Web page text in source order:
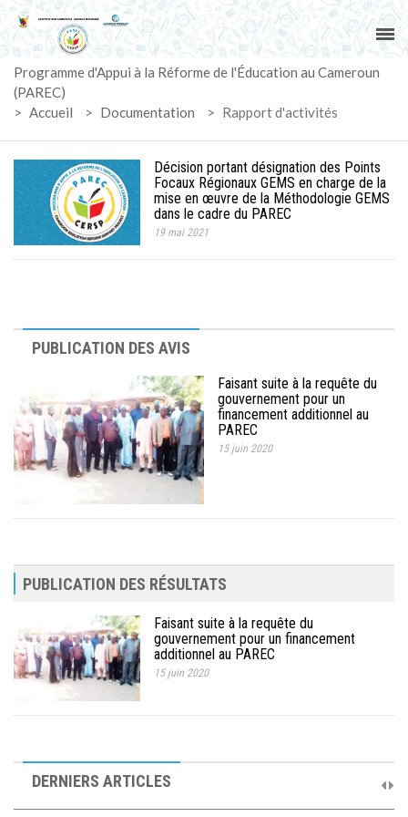
ACCUEIL
PAREC
ACTUALITÉS
ACTIVITÉS
MÉDIA
LANGUES
Programme d'Appui à la Réforme de l'Éducation au Cameroun
(PAREC)
> Accueil > Documentation > Rapport d'activités
Décision portant désignation des Points
Focaux Régionaux GEMS en charge de la
mise en œuvre de la Méthodologie GEMS
dans le cadre du PAREC
19 mai 2021
PUBLICATION DES AVIS
Faisant suite à la requête du
gouvernement pour un
financement additionnel au
PAREC
15 juin 2020
PUBLICATION DES RÉSULTATS
Faisant suite à la requête du
gouvernement pour un financement
additionnel au PAREC
15 juin 2020
DERNIERS ARTICLES
19 septembre 2025